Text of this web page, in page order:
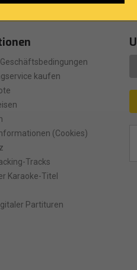
kaufen
(Cookies)
Tracks
Karaoke-Titel
Partituren